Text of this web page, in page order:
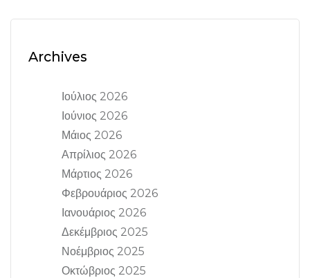
Archives
Ιούλιος 2026
Ιούνιος 2026
Μάιος 2026
Απρίλιος 2026
Μάρτιος 2026
Φεβρουάριος 2026
Ιανουάριος 2026
Δεκέμβριος 2025
Νοέμβριος 2025
Οκτώβριος 2025